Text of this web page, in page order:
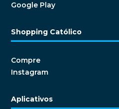
Google Play
Shopping Católico
Compre
Instagram
Aplicativos